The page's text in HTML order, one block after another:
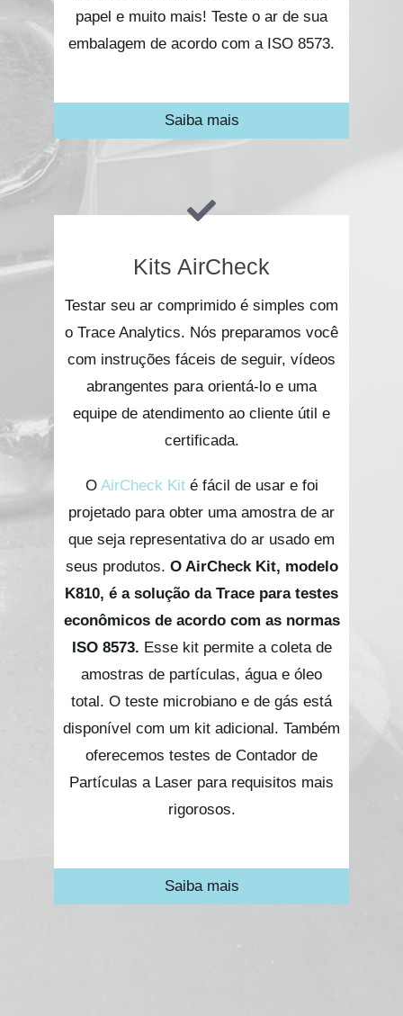
papel e muito mais! Teste o ar de sua
embalagem de acordo com a ISO 8573.
Saiba mais
Kits AirCheck
Testar seu ar comprimido é simples com
o Trace Analytics. Nós preparamos você
com instruções fáceis de seguir, vídeos
abrangentes para orientá-lo e uma
equipe de atendimento ao cliente útil e
certificada.
O AirCheck Kité fácil de usar e foi
projetado para obter uma amostra de ar
que seja representativa do ar usado em
seus produtos. O AirCheck Kit, modelo
K810, é a solução da Trace para testes
econômicos de acordo com as normas
ISO 8573. Esse kit permite a coleta de
amostras de partículas, água e óleo
total. O teste microbiano e de gás está
disponível com um kit adicional. Também
oferecemos testes de Contador de
Partículas a Laser para requisitos mais
rigorosos.
Saiba mais